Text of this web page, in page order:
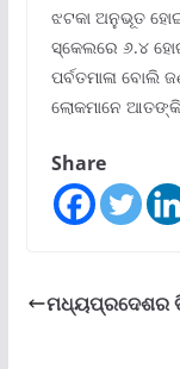
ଝଟକା ଅନୁଭୂତ
ସ୍କେଲରେ ୬.୪
ପର୍ବତମାଳା ବୋଲି
ଲୋକମାନେ
Share
ମଧ୍ୟପ୍ରଦେଶର